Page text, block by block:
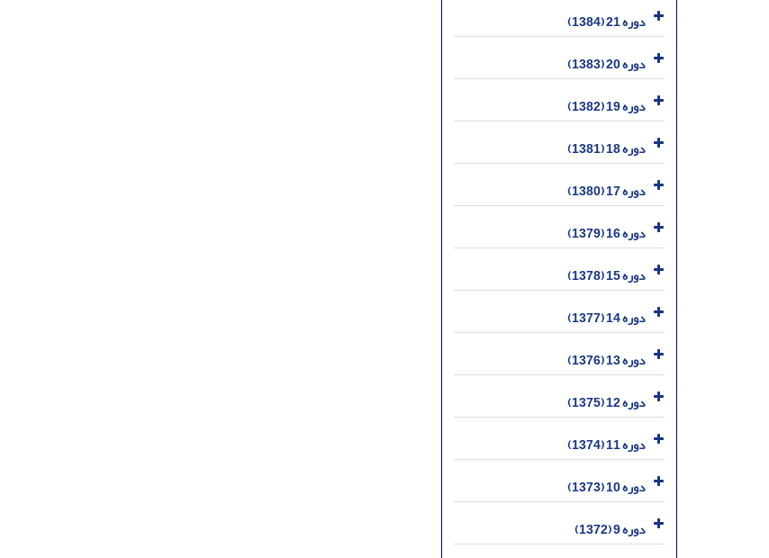
دوره 21 (1384)
دوره 20 (1383)
دوره 19 (1382)
دوره 18 (1381)
دوره 17 (1380)
دوره 16 (1379)
دوره 15 (1378)
دوره 14 (1377)
دوره 13 (1376)
دوره 12 (1375)
دوره 11 (1374)
دوره 10 (1373)
دوره 9 (1372)